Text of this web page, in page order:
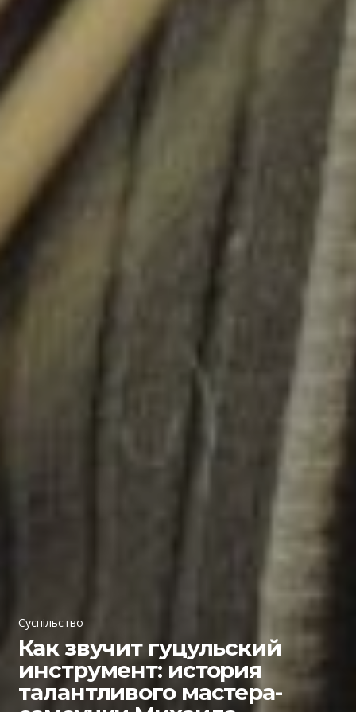
Суспільство
Как звучит гуцульский
инструмент: история
талантливого мастера-